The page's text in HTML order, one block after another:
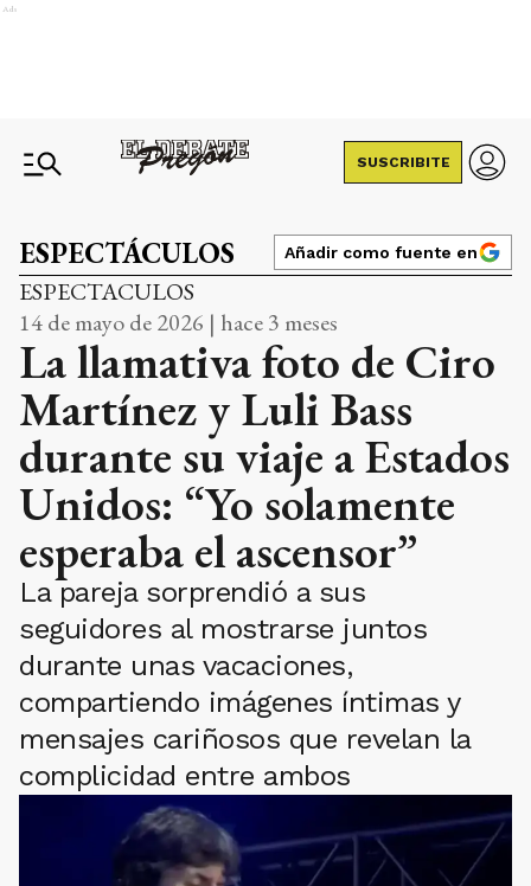
Ads
SUSCRIBITE
ESPECTÁCULOS Añadir como fuente en
ESPECTACULOS
14 de mayo de 2026 | hace 3 meses
La llamativa foto de Ciro
Martínez y Luli Bass
durante su viaje a Estados
Unidos: “Yo solamente
esperaba el ascensor”
La pareja sorprendió a sus
seguidores al mostrarse juntos
durante unas vacaciones,
compartiendo imágenes íntimas y
mensajes cariñosos que revelan la
complicidad entre ambos